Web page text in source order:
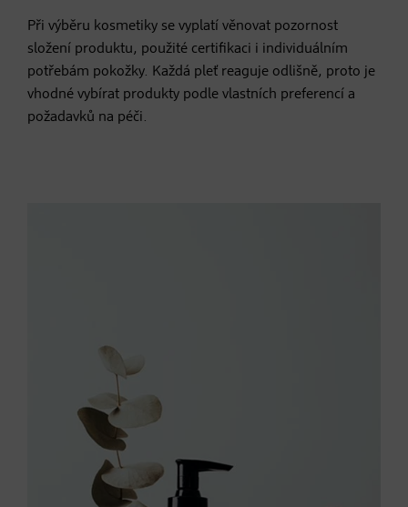
Při výběru kosmetiky se vyplatí věnovat pozornost
složení produktu, použité certifikaci i individuálním
potřebám pokožky. Každá pleť reaguje odlišně, proto je
vhodné vybírat produkty podle vlastních preferencí a
požadavků na péči.